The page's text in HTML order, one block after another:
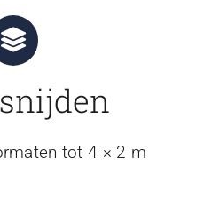
tot 4 × 2 m